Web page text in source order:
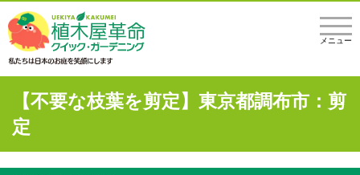
メニュー
【不要な枝葉を剪定】東京都調布市：剪
定